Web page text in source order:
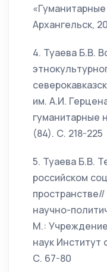
Архангельск,
4. Туаева Б.В.
им. А.И.
гуманитарные
(84). С. 218-225
5. Туаева Б.В.
российском
научно-
М.:
наук
С. 67-80